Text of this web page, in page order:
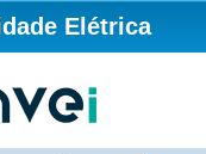
Elétrica